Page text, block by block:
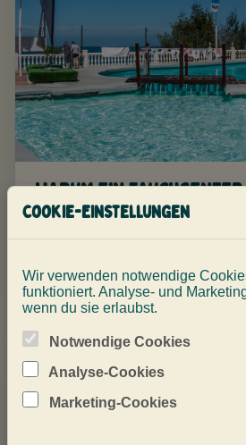
Warum ein
Gruppen auf Gran
Tauchgänge und mehr
Cookie-Einstellungen
Wir verwenden notwendige
funktioniert. Analyse- und
wenn du sie erlaubst.
Notwendige Cookies
Analyse-Cookies
Marketing-Cookies